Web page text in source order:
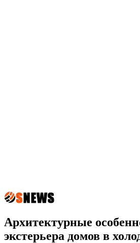
Архитектурные
экстерьера домов в